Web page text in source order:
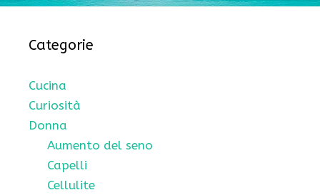
Categorie
Cucina
Curiosità
Donna
Aumento del seno
Capelli
Cellulite